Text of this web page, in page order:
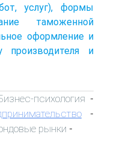
услуг), формы
таможенной
оформление и
и
психология -
-
рынки -